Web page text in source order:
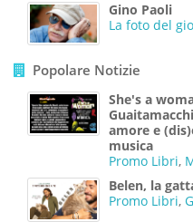
Gino Paoli
La foto del
Popolare Notizie
She's a
amore e
musica
Promo Libri,
Belen, la
Promo Libri,